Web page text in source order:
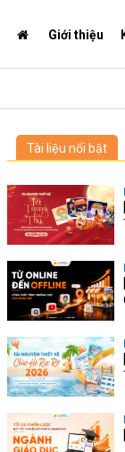
Giới thiệu
Tài liệu nổi bật